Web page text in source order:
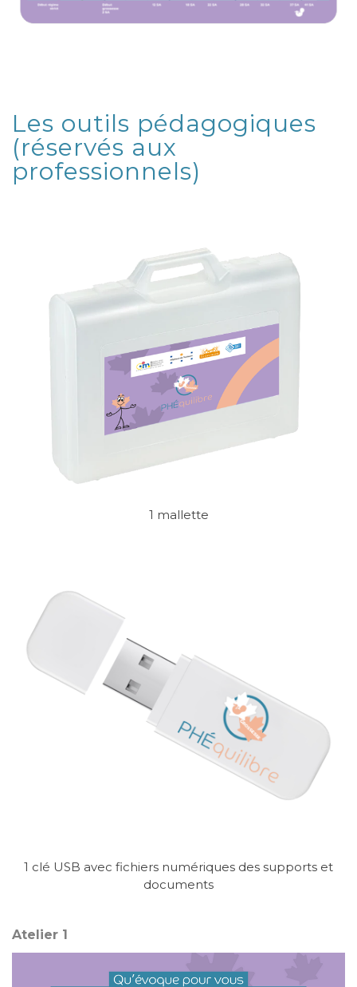
Les outils pédagogiques
(réservés aux
professionnels)
1 mallette
1 clé USB avec fichiers numériques des supports et
documents
Atelier 1